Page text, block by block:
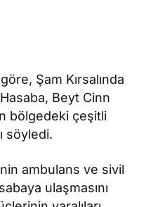
Şam Kırsalında
Beyt Cinn
bölgedeki çeşitli
söyledi.
ambulans ve sivil
ulaşmasını